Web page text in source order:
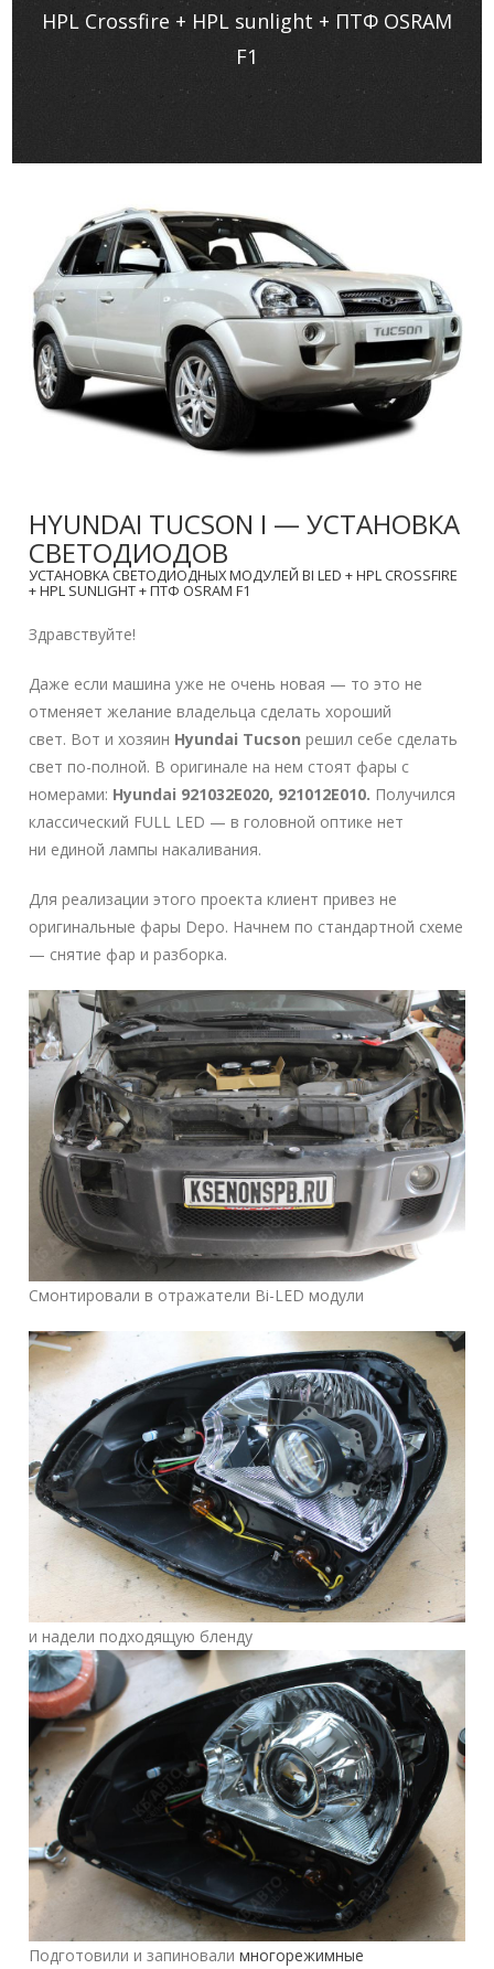
HPL Crossfire + HPL sunlight + ПТФ OSRAM
F1
HYUNDAI TUCSON I — УСТАНОВКА
СВЕТОДИОДОВ
УСТАНОВКА СВЕТОДИОДНЫХ МОДУЛЕЙ BI LED + HPL CROSSFIRE
+ HPL SUNLIGHT + ПТФ OSRAM F1
Здравствуйте!
Даже если машина уже не очень новая — то это не
отменяет желание владельца сделать хороший
свет. Вот и хозяин Hyundai Tucson решил себе сделать
свет по-полной. В оригинале на нем стоят фары с
номерами: Hyundai 921032E020, 921012E010. Получился
классический FULL LED — в головной оптике нет
ни единой лампы накаливания.
Для реализации этого проекта клиент привез не
оригинальные фары Depo. Начнем по стандартной схеме
— снятие фар и разборка.
Смонтировали в отражатели Bi-LED модули
и надели подходящую бленду
Подготовили и запиновалимногорежимные